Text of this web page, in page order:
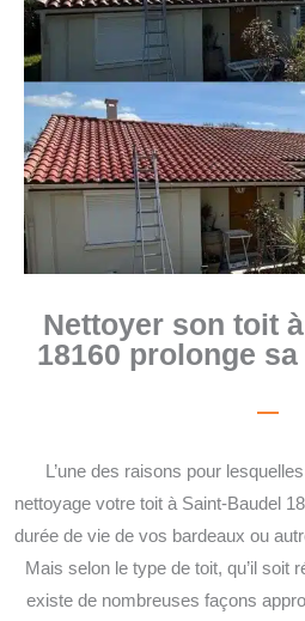
Nettoyer son toit
18160 prolonge
L’une des raisons pour
nettoyage votre toit à Saint-Baudel
durée de vie de vos bardeaux ou
Mais selon le type de toit, qu’il soit
existe de nombreuses façons